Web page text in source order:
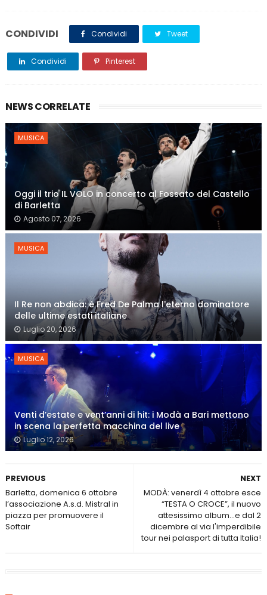
CONDIVIDI Condividi Tweet
Condividi Pinterest
NEWS CORRELATE
MUSICA
Oggi il trio IL VOLO in concerto al Fossato del Castello
di Barletta
Agosto 07, 2026
MUSICA
Il Re non abdica: è Fred De Palma l'eterno dominatore
delle ultime estati italiane
Luglio 20, 2026
MUSICA
Venti d’estate e vent’anni di hit: i Modà a Bari mettono
in scena la perfetta macchina del live
Luglio 12, 2026
NEXT
MODÀ: venerdì 4 ottobre esce
“TESTA O CROCE”, il nuovo
attesissimo album...e dal 2
dicembre al via l'imperdibile
tour nei palasport di tutta Italia!
PREVIOUS
Barletta, domenica 6 ottobre
l’associazione A.s.d. Mistral in
piazza per promuovere il
Softair